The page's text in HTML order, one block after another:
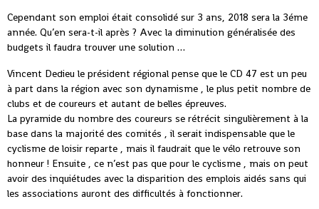
Cependant son emploi était consolidé sur 3 ans, 2018 sera la 3éme
année. Qu’en sera-t-il après ? Avec la diminution généralisée des
budgets il faudra trouver une solution …
Vincent Dedieu le président régional pense que le CD 47 est un peu
à part dans la région avec son dynamisme , le plus petit nombre de
clubs et de coureurs et autant de belles épreuves.
La pyramide du nombre des coureurs se rétrécit singulièrement à la
base dans la majorité des comités , il serait indispensable que le
cyclisme de loisir reparte , mais il faudrait que le vélo retrouve son
honneur ! Ensuite , ce n’est pas que pour le cyclisme , mais on peut
avoir des inquiétudes avec la disparition des emplois aidés sans qui
les associations auront des difficultés à fonctionner.